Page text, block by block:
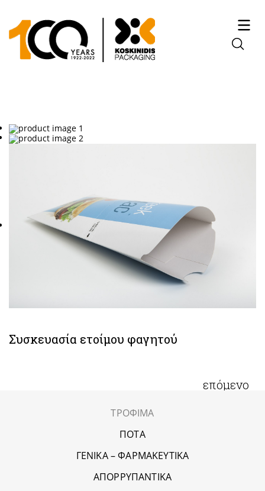
Συσκευασία ετοίμου φαγητού
επόμενο
ΤΡΟΦΙΜΑ
ΠΟΤΑ
ΓΕΝΙΚΑ – ΦΑΡΜΑΚΕΥΤΙΚΑ
ΑΠΟΡΡΥΠΑΝΤΙΚΑ